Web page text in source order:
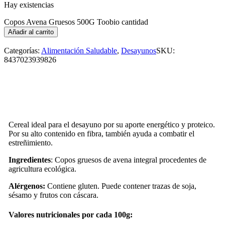
Hay existencias
Copos Avena Gruesos 500G Toobio cantidad
Añadir al carrito
Categorías: Alimentación Saludable, DesayunosSKU:
8437023939826
Cereal ideal para el desayuno por su aporte energético y proteico.
Por su alto contenido en fibra, también ayuda a combatir el
estreñimiento.
Ingredientes: Copos gruesos de avena integral procedentes de
agricultura ecológica.
Alérgenos: Contiene gluten. Puede contener trazas de soja,
sésamo y frutos con cáscara.
Valores nutricionales por cada 100g: